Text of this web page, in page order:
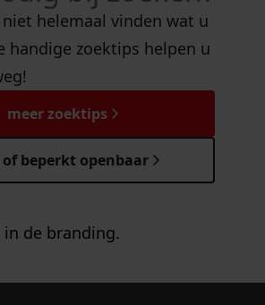
helemaal vinden wat u
handige zoektips helpen u
meer zoektips
beperkt openbaar